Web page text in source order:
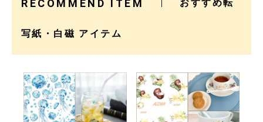
RECOMMEND ITEM おすすめ転
写紙・白磁 アイテム